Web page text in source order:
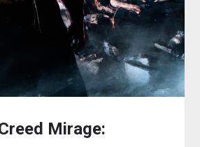
Mirage: